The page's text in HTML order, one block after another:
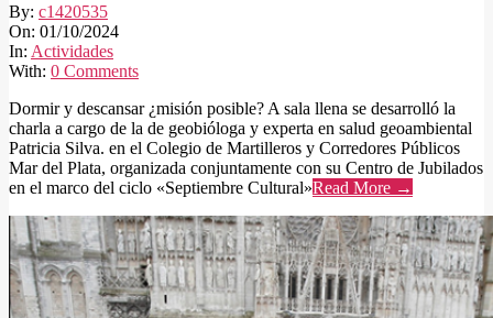
2024-
10-
01
By: c1420535
On: 01/10/2024
In: Actividades
With: 0 Comments
Dormir y descansar ¿misión posible? A sala llena se desarrolló la
charla a cargo de la de geobióloga y experta en salud geoambiental
Patricia Silva. en el Colegio de Martilleros y Corredores Públicos
Mar del Plata, organizada conjuntamente con su Centro de Jubilados
en el marco del ciclo «Septiembre Cultural»Read More →